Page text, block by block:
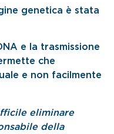
genetica è stata
e la trasmissione
che
e non facilmente
eliminare
della